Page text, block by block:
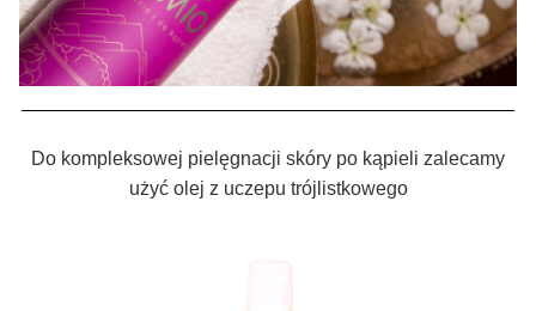
Do kompleksowej pielęgnacji skóry po kąpieli zalecamy
użyć olej z uczepu trójlistkowego